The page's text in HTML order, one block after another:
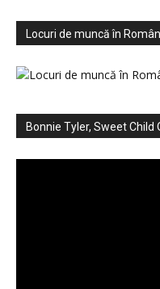
Locuri de muncă în
Bonnie Tyler, Sweet Child